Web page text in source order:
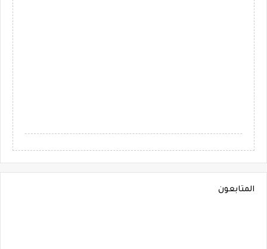
المتابعون